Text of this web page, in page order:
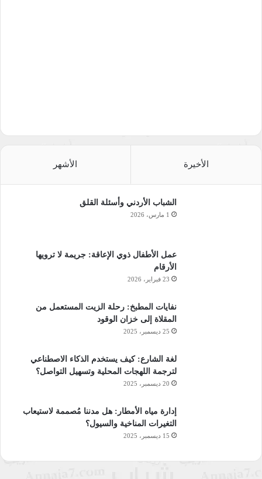
الأخيرة الأشهر
الشباب الأردني وأسئلة القلق
1 مارس، 2026
عمل الأطفال ذوي الإعاقة: جريمة لا ترويها
الأرقام
23 فبراير، 2026
نفايات المطبخ: رحلة الزيت المستعمل من
المقلاة إلى خزان الوقود
25 ديسمبر، 2025
لغة الشارع: كيف يستخدم الذكاء الاصطناعي
لترجمة اللهجات المحلية وتسهيل التواصل؟
20 ديسمبر، 2025
إدارة مياه الأمطار: هل مدننا مُصممة لاستيعاب
التغيرات المناخية والسيول؟
15 ديسمبر، 2025